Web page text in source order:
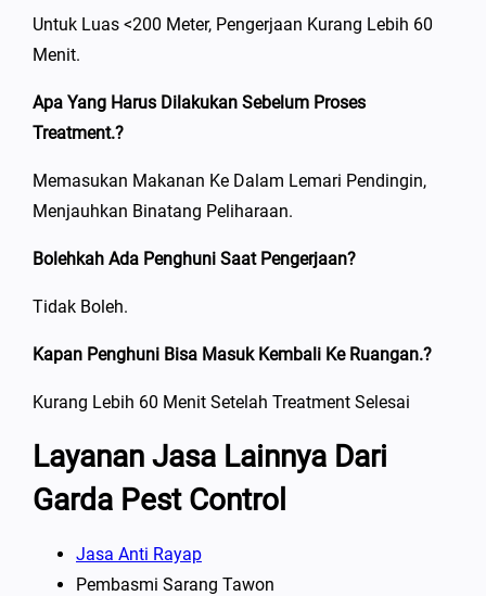
Untuk Luas <200 Meter, Pengerjaan Kurang Lebih 60
Menit.
Apa Yang Harus Dilakukan Sebelum Proses
Treatment.?
Memasukan Makanan Ke Dalam Lemari Pendingin,
Menjauhkan Binatang Peliharaan.
Bolehkah Ada Penghuni Saat Pengerjaan?
Tidak Boleh.
Kapan Penghuni Bisa Masuk Kembali Ke Ruangan.?
Kurang Lebih 60 Menit Setelah Treatment Selesai
Layanan Jasa Lainnya Dari
Garda Pest Control
Jasa Anti Rayap
Pembasmi Sarang Tawon